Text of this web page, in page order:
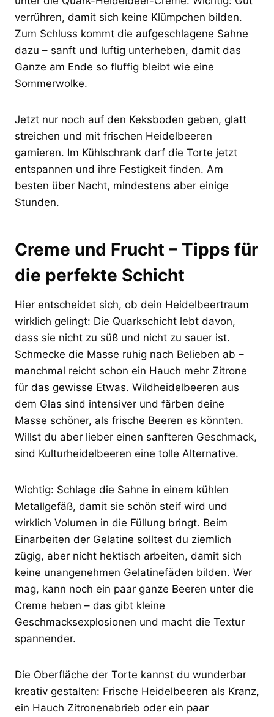
verrühren, damit sich keine Klümpchen bilden.
Zum Schluss kommt die aufgeschlagene Sahne
dazu – sanft und luftig unterheben, damit das
Ganze am Ende so fluffig bleibt wie eine
Sommerwolke.
Jetzt nur noch auf den Keksboden geben, glatt
streichen und mit frischen Heidelbeeren
garnieren. Im Kühlschrank darf die Torte jetzt
entspannen und ihre Festigkeit finden. Am
besten über Nacht, mindestens aber einige
Stunden.
Creme und Frucht – Tipps für
die perfekte Schicht
Hier entscheidet sich, ob dein Heidelbeertraum
wirklich gelingt: Die Quarkschicht lebt davon,
dass sie nicht zu süß und nicht zu sauer ist.
Schmecke die Masse ruhig nach Belieben ab –
manchmal reicht schon ein Hauch mehr Zitrone
für das gewisse Etwas. Wildheidelbeeren aus
dem Glas sind intensiver und färben deine
Masse schöner, als frische Beeren es könnten.
Willst du aber lieber einen sanfteren Geschmack,
sind Kulturheidelbeeren eine tolle Alternative.
Wichtig: Schlage die Sahne in einem kühlen
Metallgefäß, damit sie schön steif wird und
wirklich Volumen in die Füllung bringt. Beim
Einarbeiten der Gelatine solltest du ziemlich
zügig, aber nicht hektisch arbeiten, damit sich
keine unangenehmen Gelatinefäden bilden. Wer
mag, kann noch ein paar ganze Beeren unter die
Creme heben – das gibt kleine
Geschmacksexplosionen und macht die Textur
spannender.
Die Oberfläche der Torte kannst du wunderbar
kreativ gestalten: Frische Heidelbeeren als Kranz,
ein Hauch Zitronenabrieb oder ein paar